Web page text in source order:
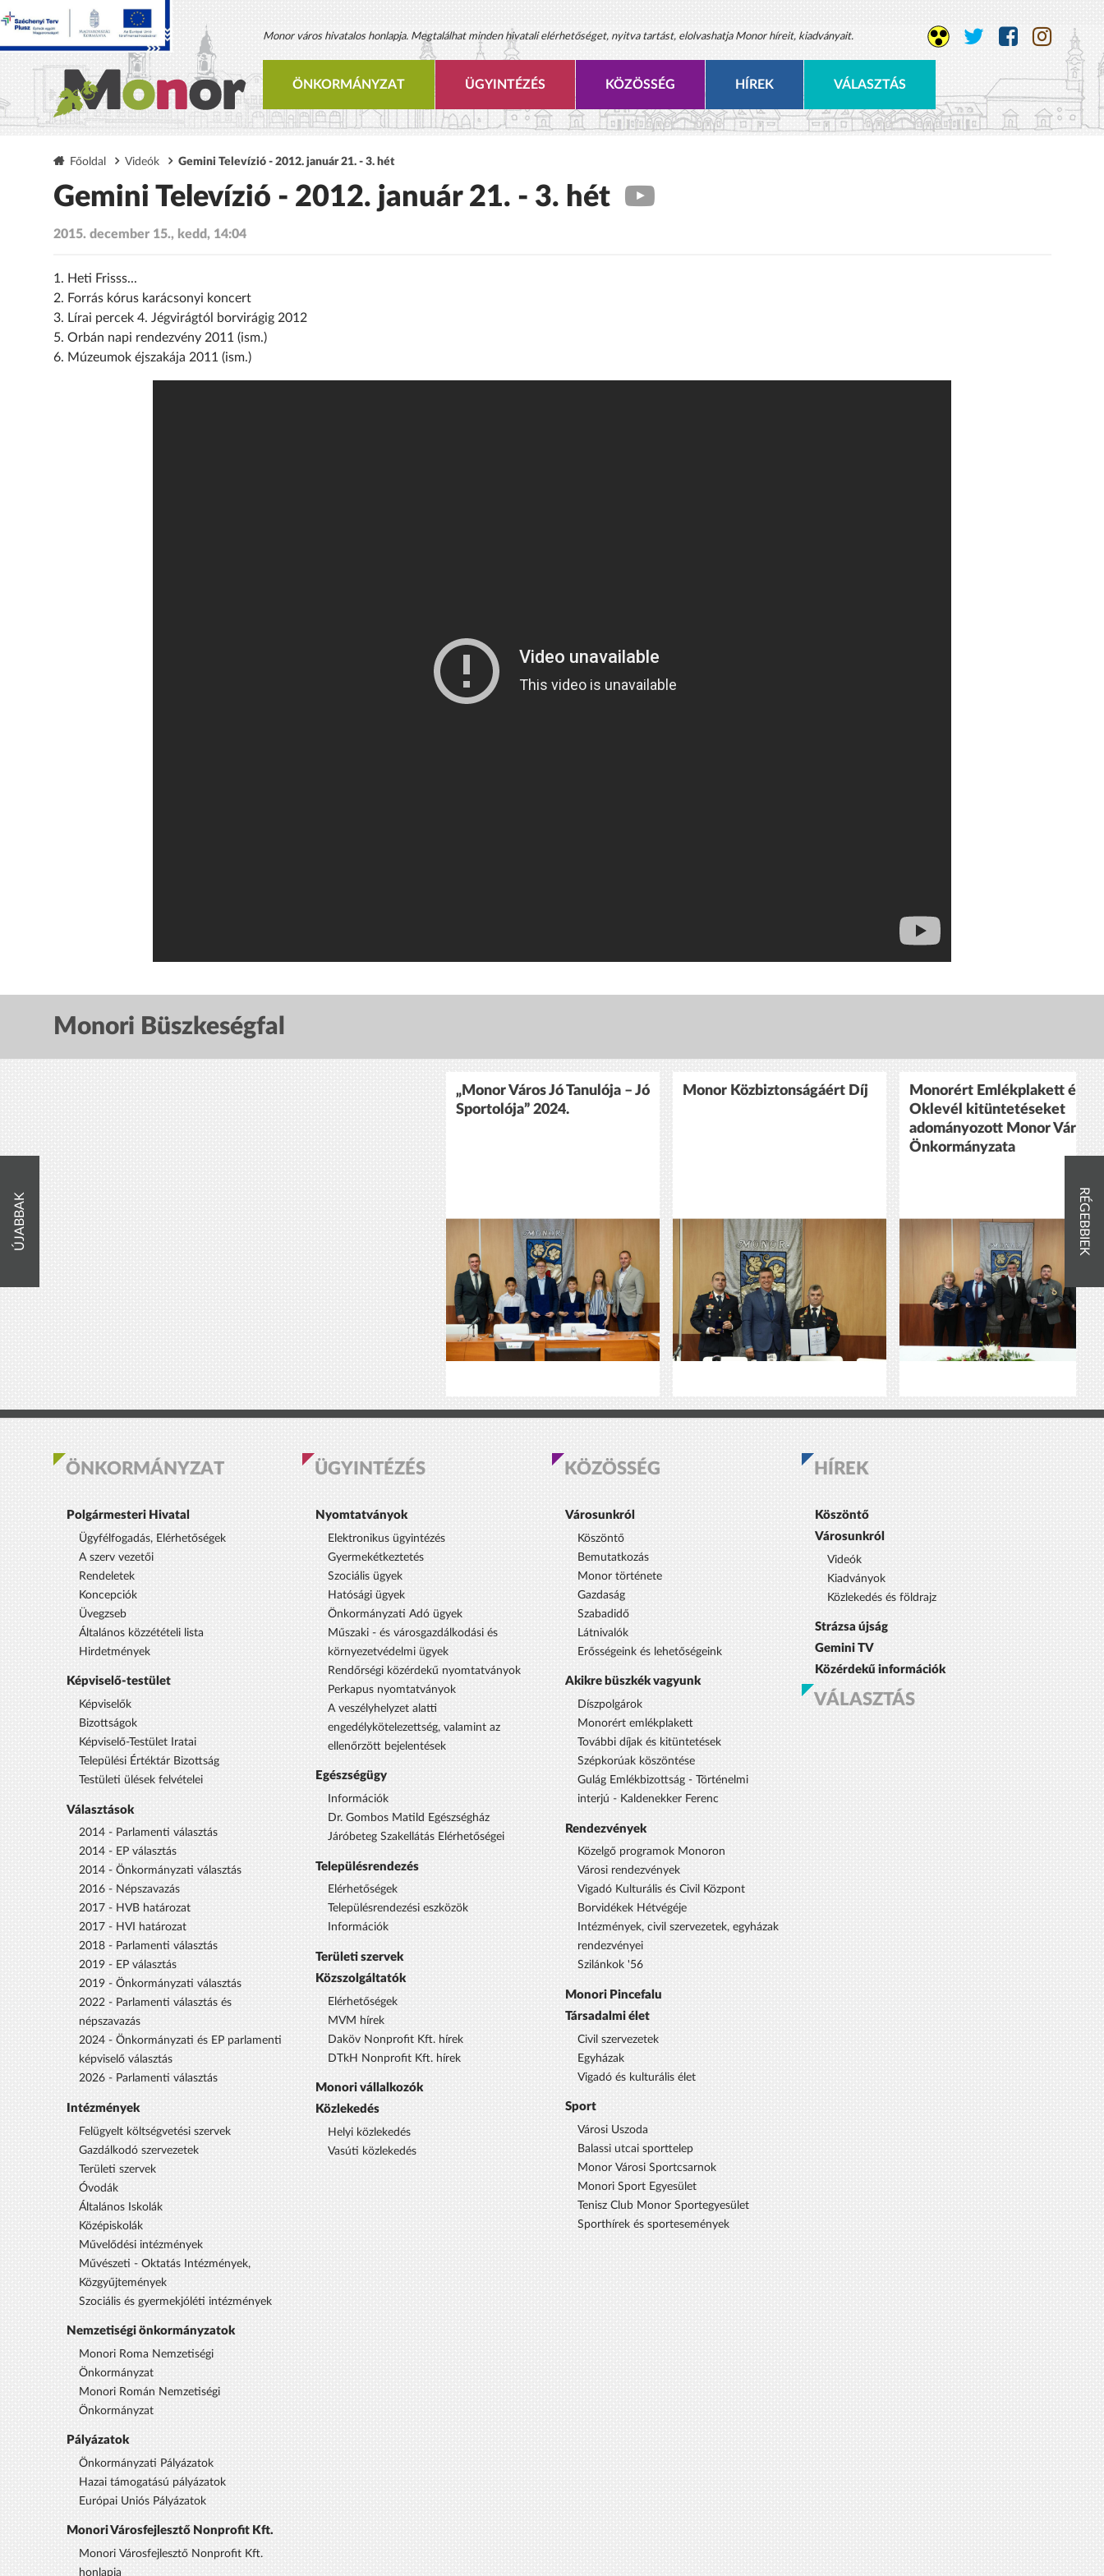
Monor város hivatalos honlapja. Megtalálhat minden hivatali elérhetőséget, nyitva tartást, elolvashatja Monor híreit, kiadványait.
ÖNKORMÁNYZAT ÜGYINTÉZÉS KÖZÖSSÉG HÍREK VÁLASZTÁS
Főoldal Videók Gemini Televízió - 2012. január 21. - 3. hét
Gemini Televízió - 2012. január 21. - 3. hét
2015. december 15., kedd, 14:04
1. Heti Frisss...
2. Forrás kórus karácsonyi koncert
3. Lírai percek 4. Jégvirágtól borvirágig 2012
5. Orbán napi rendezvény 2011 (ism.)
6. Múzeumok éjszakája 2011 (ism.)
Monori Büszkeségfal
ÚJABBAK
„Monor Város Jó Tanulója – Jó
Sportolója” 2024.
Monor Közbiztonságáért Díj
Monorért Emlékplakett és
Oklevél kitüntetéseket
adományozott Monor Város
Önkormányzata
RÉGEBBIEK
ÖNKORMÁNYZAT
Polgármesteri Hivatal
Ügyfélfogadás, Elérhetőségek
A szerv vezetői
Rendeletek
Koncepciók
Üvegzseb
Általános közzétételi lista
Hirdetmények
Képviselő-testület
Képviselők
Bizottságok
Képviselő-Testület Iratai
Települési Értéktár Bizottság
Testületi ülések felvételei
Választások
2014 - Parlamenti választás
2014 - EP választás
2014 - Önkormányzati választás
2016 - Népszavazás
2017 - HVB határozat
2017 - HVI határozat
2018 - Parlamenti választás
2019 - EP választás
2019 - Önkormányzati választás
2022 - Parlamenti választás és
népszavazás
2024 - Önkormányzati és EP parlamenti
képviselő választás
2026 - Parlamenti választás
Intézmények
Felügyelt költségvetési szervek
Gazdálkodó szervezetek
Területi szervek
Óvodák
Általános Iskolák
Középiskolák
Művelődési intézmények
Művészeti - Oktatás Intézmények,
Közgyűjtemények
Szociális és gyermekjóléti intézmények
Nemzetiségi önkormányzatok
Monori Roma Nemzetiségi
Önkormányzat
Monori Román Nemzetiségi
Önkormányzat
Pályázatok
Önkormányzati Pályázatok
Hazai támogatású pályázatok
Európai Uniós Pályázatok
Monori Városfejlesztő Nonprofit Kft.
Monori Városfejlesztő Nonprofit Kft.
honlapja
ÜGYINTÉZÉS
Nyomtatványok
Elektronikus ügyintézés
Gyermekétkeztetés
Szociális ügyek
Hatósági ügyek
Önkormányzati Adó ügyek
Műszaki - és városgazdálkodási és
környezetvédelmi ügyek
Rendőrségi közérdekű nyomtatványok
Perkapus nyomtatványok
A veszélyhelyzet alatti
engedélykötelezettség, valamint az
ellenőrzött bejelentések
Egészségügy
Információk
Dr. Gombos Matild Egészségház
Járóbeteg Szakellátás Elérhetőségei
Településrendezés
Elérhetőségek
Településrendezési eszközök
Információk
Területi szervek
Közszolgáltatók
Elérhetőségek
MVM hírek
Daköv Nonprofit Kft. hírek
DTkH Nonprofit Kft. hírek
Monori vállalkozók
Közlekedés
Helyi közlekedés
Vasúti közlekedés
KÖZÖSSÉG
Városunkról
Köszöntő
Bemutatkozás
Monor története
Gazdaság
Szabadidő
Látnivalók
Erősségeink és lehetőségeink
Akikre büszkék vagyunk
Díszpolgárok
Monorért emlékplakett
További díjak és kitüntetések
Szépkorúak köszöntése
Gulág Emlékbizottság - Történelmi
interjú - Kaldenekker Ferenc
Rendezvények
Közelgő programok Monoron
Városi rendezvények
Vigadó Kulturális és Civil Központ
Borvidékek Hétvégéje
Intézmények, civil szervezetek, egyházak
rendezvényei
Szilánkok '56
Monori Pincefalu
Társadalmi élet
Civil szervezetek
Egyházak
Vigadó és kulturális élet
Sport
Városi Uszoda
Balassi utcai sporttelep
Monor Városi Sportcsarnok
Monori Sport Egyesület
Tenisz Club Monor Sportegyesület
Sporthírek és sportesemények
HÍREK
Köszöntő
Városunkról
Videók
Kiadványok
Közlekedés és földrajz
Strázsa újság
Gemini TV
Közérdekű információk
VÁLASZTÁS